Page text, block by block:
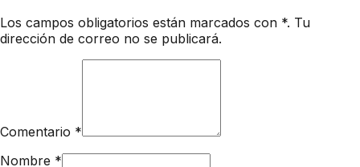
Los campos obligatorios están marcados con *. Tu
dirección de correo no se publicará.
Comentario *
Nombre *